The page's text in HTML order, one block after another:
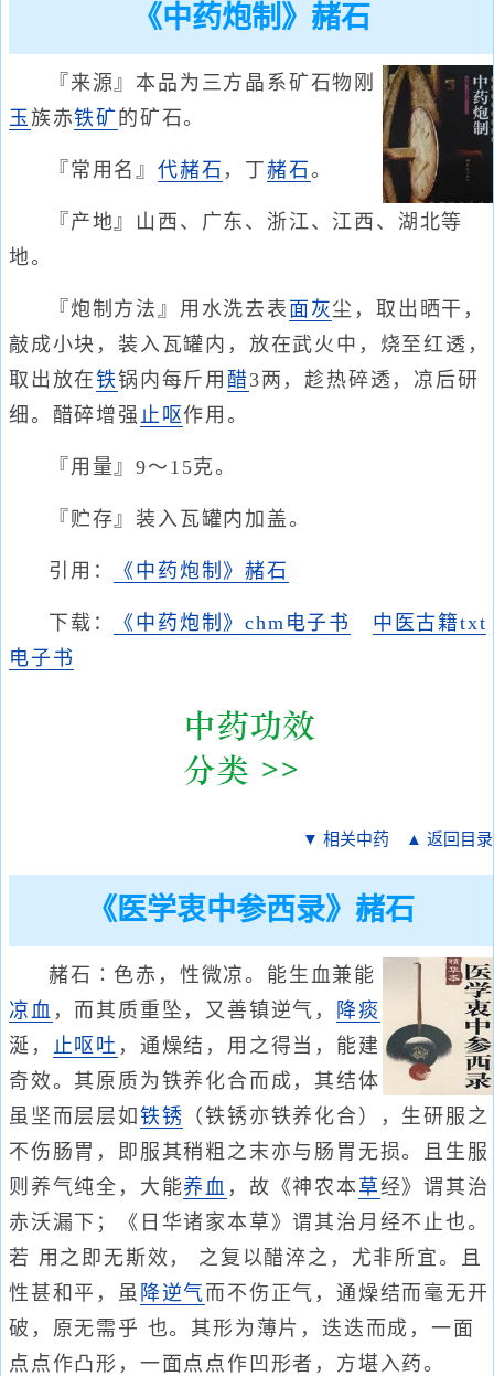
《中药炮制》赭石
『来源』本品为三方晶系矿石物刚
玉族赤铁矿 的矿石。
『常用名』 代赭石 ，丁赭石 。
『产地』山西、广东、浙江、江西、湖北等
地。
『炮制方法』用水洗去表 面 灰尘，取出晒干，
敲成小块，装入瓦罐内，放在武火中，烧至红透，
取出放在铁锅内每斤用 醋3两，趁热碎透，凉后研
细。醋碎增强 止呕作用。
『用量』9～15克。
『贮存』装入瓦罐内加盖。
引用： 《中药炮制》赭石
下载： 《中药炮制》chm电子书
中医古籍txt
电子书
▼ 相关中药 ▲ 返回目录
《医学衷中参西录》赭石
赭石∶色赤，性微凉。能生血兼能
凉血 ，而其质重坠，又善镇逆气，
降痰
涎， 止呕吐 ，通燥结，用之得当，能建
奇效。其原质为铁养化合而成，其结体
虽坚而层层如 铁锈 （铁锈亦铁养化合），生研服之
不伤肠胃，即服其稍粗之末亦与肠胃无损。且生服
则养气纯全，大能养血 ，故《神农本草经》谓其治
赤沃漏下；《日华诸家本草》谓其治月经不止也。
若 用之即无斯效， 之复以醋淬之，尤非所宜。且
性甚和平，虽 降逆气 而不伤正气，通燥结而毫无开
破，原无需乎 也。其形为薄片，迭迭而成，一面
点点作凸形，一面点点作凹形者，方堪入药。